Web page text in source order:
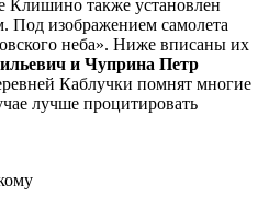
Клишино также установлен
Под изображением самолета
неба». Ниже вписаны их
и Чуприна Петр
Каблучки помнят многие
лучше процитировать